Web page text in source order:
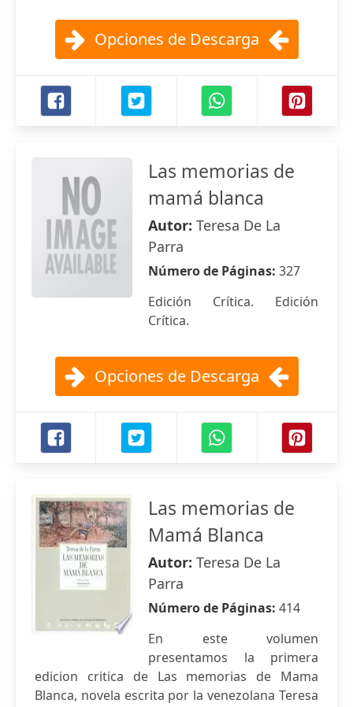
Opciones de Descarga
Las memorias de
mamá blanca
Autor: Teresa De La
Parra
Número de Páginas: 327
Edición Crítica. Edición
Crítica.
Opciones de Descarga
Las memorias de
Mamá Blanca
Autor: Teresa De La
Parra
Número de Páginas: 414
En este volumen
presentamos la primera
edicion critica de Las memorias de Mama
Blanca, novela escrita por la venezolana Teresa